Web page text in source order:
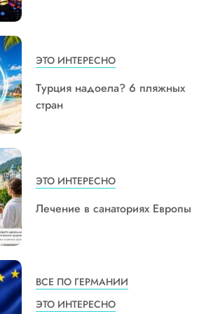
ЭТО ИНТЕРЕСНО
Турция надоела? 6 пляжных
стран
ЭТО ИНТЕРЕСНО
Лечение в санаториях Европы
ВСЕ ПО ГЕРМАНИИ
ЭТО ИНТЕРЕСНО